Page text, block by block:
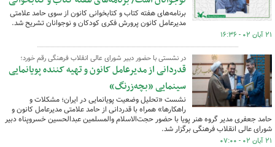
برنامه‌های هفته کتاب و کتابخوانی کانون از سوی حامد علامتی
مدیرعامل کانون پرورش فکری کودکان و نوجوانان تشریح شد.
۲۱ آبان ۰۲ - ۱۶:۳۶
در نشستی با حضور دبیر شورای عالی انقلاب فرهنگی رقم خورد؛
قدردانی از مدیرعامل کانون و تهیه کننده پویانمایی
سینمایی «بچه‌زرنگ»
نشست «تحلیل وضعیت پویانمایی در ایران؛ مشکلات و
راهکارها» همراه با قدردانی از حامد علامتی مدیرعامل کانون و
حامد جعفری مدیر گروه هنر پویا با حضور حجت‌الاسلام والمسلمین عبدالحسین خسروپناه دبیر
شورای عالی انقلاب فرهنگی برگزار شد.
۲۱ آبان ۰۲ - ۰۷:۰۰